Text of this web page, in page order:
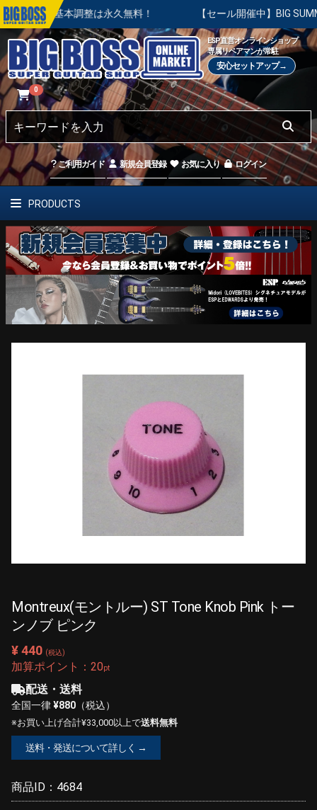
基本調整は永久無料！ 【セール開催中】BIG SUMMER
ESP直営オンラインショップ
専属リペアマンが常駐
安心セットアップ→
0
ご利用ガイド 新規会員登録 お気に入り ログイン
PRODUCTS
Montreux(モントルー) ST Tone Knob Pink トー
ンノブ ピンク
¥ 440 (税込)
加算ポイント： 20pt
配送・送料
全国一律¥880 （税込）
※お買い上げ合計¥33,000以上で送料無料
送料・発送について詳しく →
商品ID： 4684